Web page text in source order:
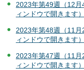
2023年第49週（12
ィンドウで開きます）
2023年第48週（11
ィンドウで開きます）
2023年第47週（11
ィンドウで開きます）